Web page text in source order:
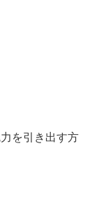
を引き出す方